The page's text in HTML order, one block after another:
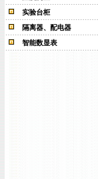
实验台柜
隔离器、配电器
智能数显表